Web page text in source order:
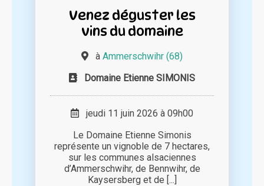
Venez déguster les
vins du domaine
à Ammerschwihr (68)
Domaine Etienne SIMONIS
jeudi 11 juin 2026 à 09h00
Le Domaine Etienne Simonis
représente un vignoble de 7 hectares,
sur les communes alsaciennes
d’Ammerschwihr, de Bennwihr, de
Kaysersberg et de [...]